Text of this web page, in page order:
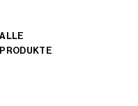
ALLE
PRODUKTE